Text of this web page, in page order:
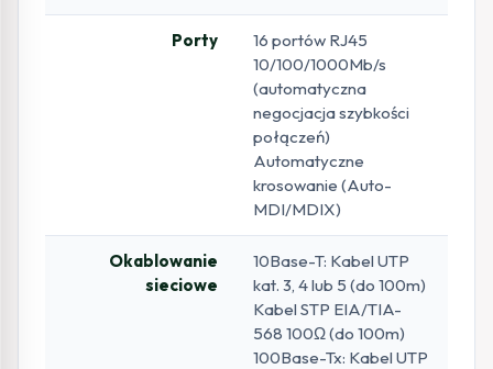
Porty
16 portów RJ45
10/100/1000Mb/s
(automatyczna
negocjacja szybkości
połączeń)
Automatyczne
krosowanie (Auto-
MDI/MDIX)
Okablowanie
sieciowe
10Base-T: Kabel UTP
kat. 3, 4 lub 5 (do 100m)
Kabel STP EIA/TIA-
568 100Ω (do 100m)
100Base-Tx: Kabel UTP